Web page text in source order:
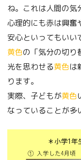
ね。これは人間の気
心理的にも赤は興奮
安心といってもいい
黄色の「気分の切り
光を思わせる黄色は
ります。
実際、子どもが黄色
なっていることが多